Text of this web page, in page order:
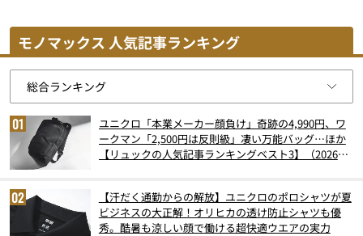
モノマックス 人気記事ランキング
ユニクロ「本業メーカー顔負け」奇跡の4,990円、ワ
ークマン「2,500円は反則級」凄い万能バッグ…ほか
【リュックの人気記事ランキングベスト3】（2026年
【汗だく通勤からの解放】ユニクロのポロシャツが夏
ビジネスの大正解！オリヒカの透け防止シャツも優
秀。酷暑も涼しい顔で働ける超快適ウエアの実力